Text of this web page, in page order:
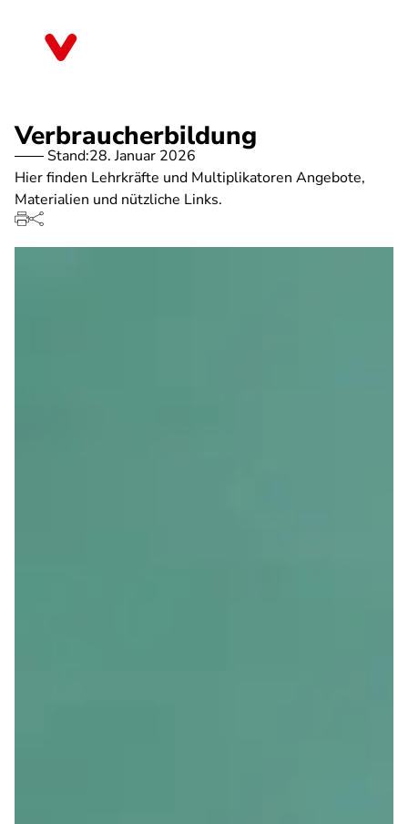
Verbraucherbildung
Stand:28. Januar 2026
Hier finden Lehrkräfte und Multiplikatoren Angebote,
Materialien und nützliche Links.